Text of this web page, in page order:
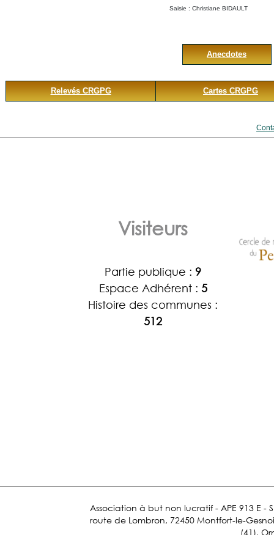
Saisie : Christiane BIDAULT
Anecdotes
Relevés CRGPG Cartes CRGPG
Visiteurs
Partie publique : 9
Espace Adhérent : 5
Histoire des communes :
512
Association à but non lucratif - APE 913 E -
route de Lombron, 72450 Montfort-le-
(41),